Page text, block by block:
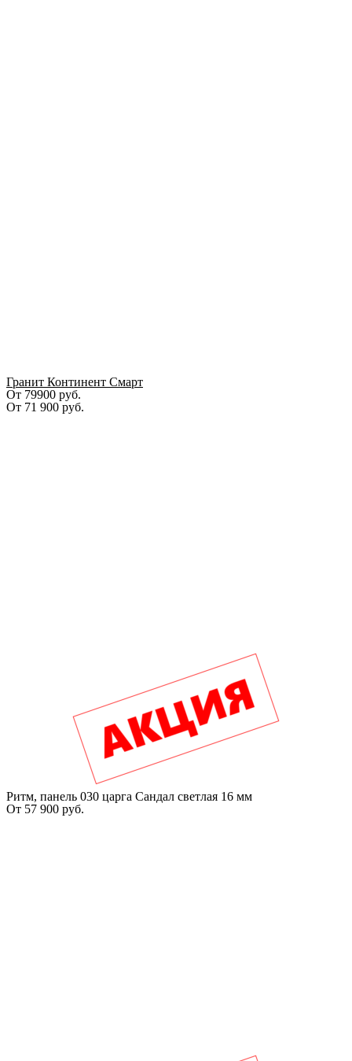
Гранит Континент Смарт
От 79900 руб.
От 71 900 руб.
Ритм, панель 030 царга Сандал светлая 16 мм
От 57 900 руб.